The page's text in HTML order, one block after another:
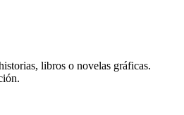
libros o novelas gráficas.